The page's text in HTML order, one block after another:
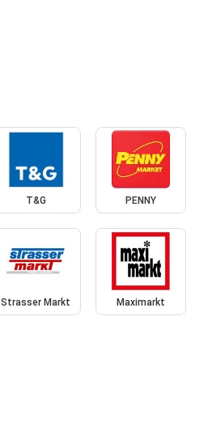
T&G PENNY
Strasser Markt Maximarkt